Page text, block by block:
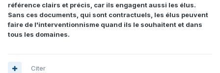
référence clairs et précis, car ils engagent aussi les élus.
Sans ces documents, qui sont contractuels, les élus peuvent
faire de l'interventionnisme quand ils le souhaitent et dans
tous les domaines.
Citer